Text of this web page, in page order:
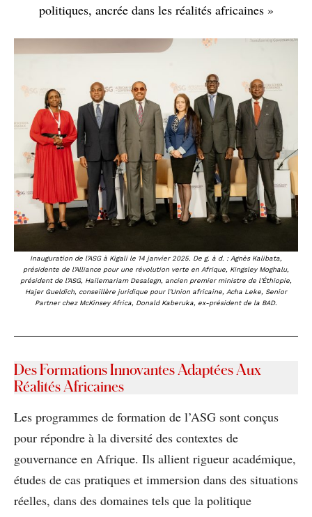
politiques, ancrée dans les réalités africaines »
Inauguration de l’ASG à Kigali le 14 janvier 2025. De g. à d. : Agnès Kalibata,
présidente de l’Alliance pour une révolution verte en Afrique, Kingsley Moghalu,
président de l’ASG, Hailemariam Desalegn, ancien premier ministre de l’Éthiopie,
Hajer Gueldich, conseillère juridique pour l’Union africaine, Acha Leke, Senior
Partner chez McKinsey Africa, Donald Kaberuka, ex-président de la BAD.
Des Formations Innovantes Adaptées Aux
Réalités Africaines
Les programmes de formation de l’ASG sont conçus
pour répondre à la diversité des contextes de
gouvernance en Afrique. Ils allient rigueur académique,
études de cas pratiques et immersion dans des situations
réelles, dans des domaines tels que la politique